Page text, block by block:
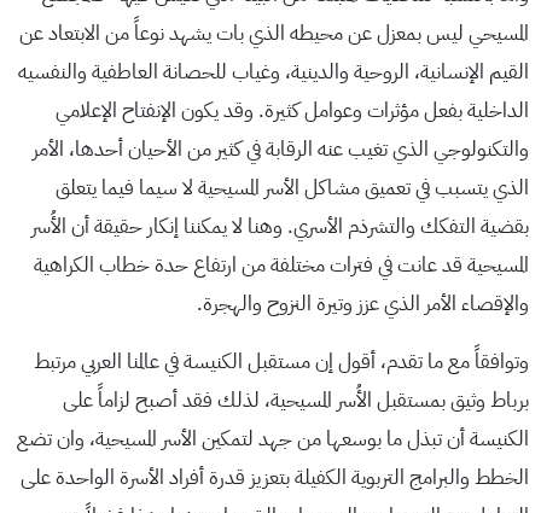
المسيحي ليس بمعزل عن محيطه الذي بات يشهد نوعاً من الابتعاد عن
القيم الإنسانية، الروحية والدينية، وغياب للحصانة العاطفية والنفسيه
الداخلية بفعل مؤثرات وعوامل كثيرة. وقد يكون الإنفتاح الإعلامي
والتكنولوجي الذي تغيب عنه الرقابة في كثير من الأحيان أحدها، الأمر
الذي يتسبب في تعميق مشاكل الأسر المسيحية لا سيما فيما يتعلق
بقضية التفكك والتشرذم الأسري. وهنا لا يمكننا إنكار حقيقة أن الأُسر
المسيحية قد عانت في فترات مختلفة من ارتفاع حدة خطاب الكراهية
والإقصاء الأمر الذي عزز وتيرة النزوح والهجرة.
وتوافقاً مع ما تقدم، أقول إن مستقبل الكنيسة في عالمنا العربي مرتبط
برباط وثيق بمستقبل الأُسر المسيحية، لذلك فقد أصبح لزاماً على
الكنيسة أن تبذل ما بوسعها من جهد لتمكين الأسر المسيحية، وان تضع
الخطط والبرامج التربوية الكفيلة بتعزيز قدرة أفراد الأسرة الواحدة على